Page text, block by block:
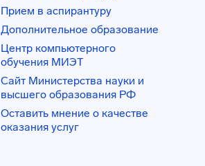
Прием в аспирантуру
Дополнительное образование
Центр компьютерного
обучения МИЭТ
Сайт Министерства науки и
высшего образования РФ
Оставить мнение о качестве
оказания услуг